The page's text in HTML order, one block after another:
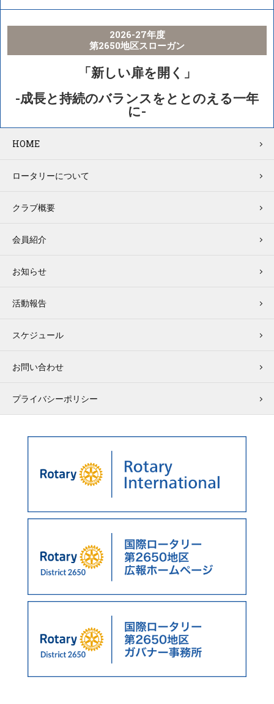
2026-27年度
第2650地区スローガン
「新しい扉を開く」
-成長と持続のバランスをととのえる一年
に-
HOME
ロータリーについて
クラブ概要
会員紹介
お知らせ
活動報告
スケジュール
お問い合わせ
プライバシーポリシー